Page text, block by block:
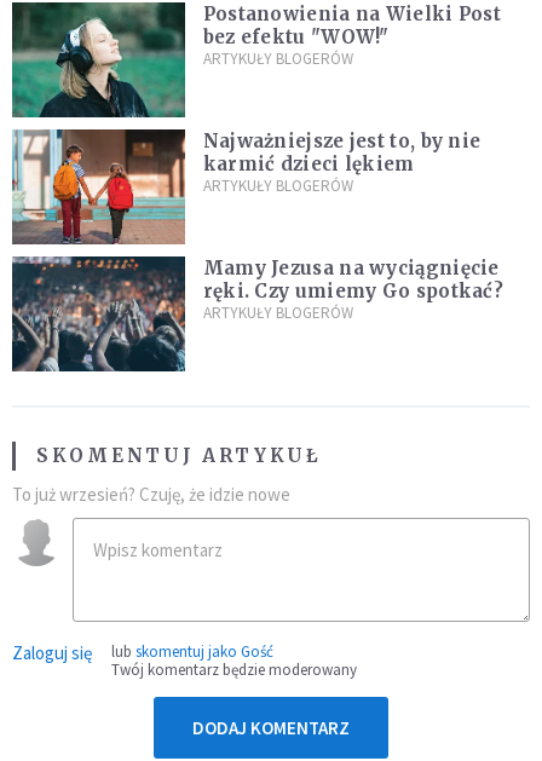
Postanowienia na Wielki Post
bez efektu "WOW!"
ARTYKUŁY BLOGERÓW
Najważniejsze jest to, by nie
karmić dzieci lękiem
ARTYKUŁY BLOGERÓW
Mamy Jezusa na wyciągnięcie
ręki. Czy umiemy Go spotkać?
ARTYKUŁY BLOGERÓW
SKOMENTUJ ARTYKUŁ
To już wrzesień? Czuję, że idzie nowe
Zaloguj się lub skomentuj jako Gość
Twój komentarz będzie moderowany
DODAJ KOMENTARZ